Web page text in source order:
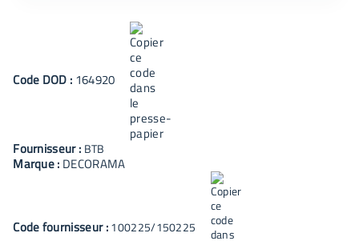
Code DOD : 164920
Fournisseur : BTB
Marque : DECORAMA
Code fournisseur :100225/150225